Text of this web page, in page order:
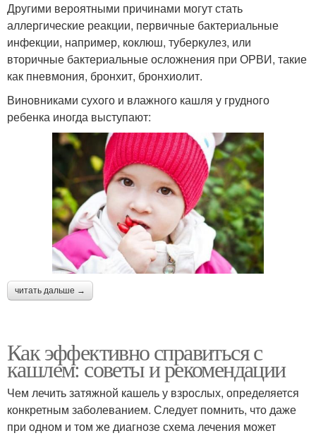
Другими вероятными причинами могут стать
аллергические реакции, первичные бактериальные
инфекции, например, коклюш, туберкулез, или
вторичные бактериальные осложнения при ОРВИ, такие
как пневмония, бронхит, бронхиолит.
Виновниками сухого и влажного кашля у грудного
ребенка иногда выступают:
читать дальше →
Как эффективно справиться с
кашлем: советы и рекомендации
Чем лечить затяжной кашель у взрослых, определяется
конкретным заболеванием. Следует помнить, что даже
при одном и том же диагнозе схема лечения может